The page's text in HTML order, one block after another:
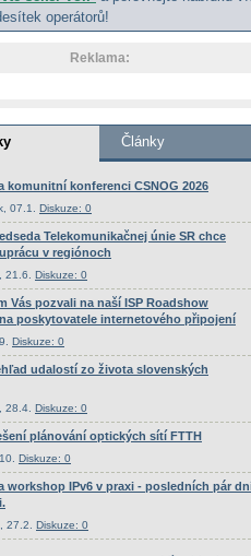
operátorů!
Reklama: